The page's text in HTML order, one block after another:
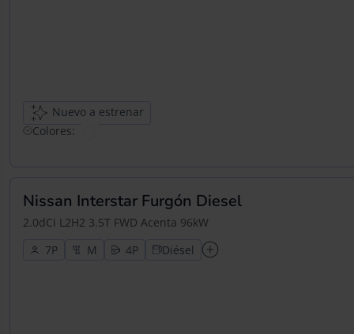
Nuevo a estrenar
Colores:
Nissan Interstar Furgón Diesel
2.0dCi L2H2 3.5T FWD Acenta 96kW
7
4 Diésel